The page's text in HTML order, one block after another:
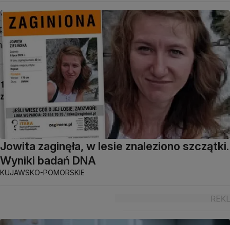
Jowita zaginęła, w lesie znaleziono szczątki.
Wyniki badań DNA
KUJAWSKO-POMORSKIE